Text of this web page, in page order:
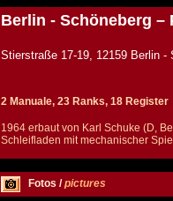
Berlin - Schöneberg
Stierstraße 17-19, 12159
2 Manuale, 23 Ranks, 18 Register
1964 erbaut von Karl Schuke (D,
Schleifladen mit mechanischer
Fotos /pictures